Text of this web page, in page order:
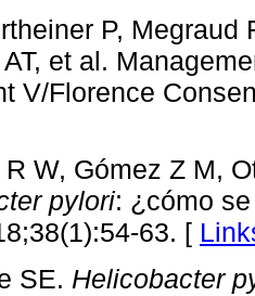
P, Megraud
et al.
V/Florence
R W, Gómez Z M,
pylori: ¿cómo
63. [
SE. Helicobacter